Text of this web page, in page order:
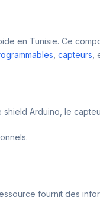
en Tunisie. Ce
capteurs
Arduino, le
fournit des